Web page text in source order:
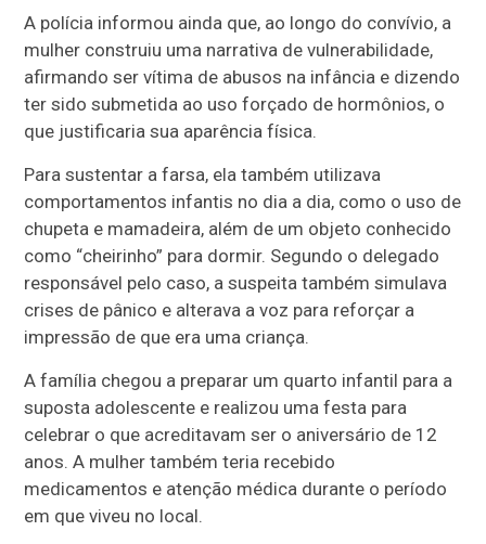
A polícia informou ainda que, ao longo do convívio, a
mulher construiu uma narrativa de vulnerabilidade,
afirmando ser vítima de abusos na infância e dizendo
ter sido submetida ao uso forçado de hormônios, o
que justificaria sua aparência física.
Para sustentar a farsa, ela também utilizava
comportamentos infantis no dia a dia, como o uso de
chupeta e mamadeira, além de um objeto conhecido
como “cheirinho” para dormir. Segundo o delegado
responsável pelo caso, a suspeita também simulava
crises de pânico e alterava a voz para reforçar a
impressão de que era uma criança.
A família chegou a preparar um quarto infantil para a
suposta adolescente e realizou uma festa para
celebrar o que acreditavam ser o aniversário de 12
anos. A mulher também teria recebido
medicamentos e atenção médica durante o período
em que viveu no local.